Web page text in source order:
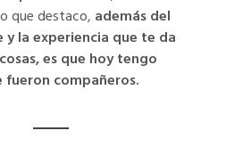
que destaco, además del
y la experiencia que te da
es que hoy tengo
fueron compañeros.